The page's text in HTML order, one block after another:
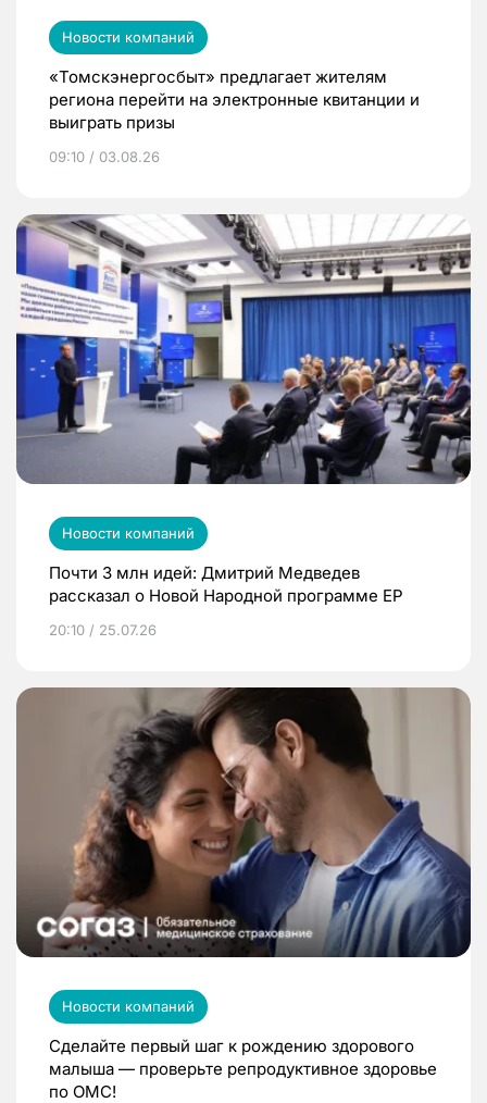
Новости компаний
«Томскэнергосбыт» предлагает жителям
региона перейти на электронные квитанции и
выиграть призы
09:10 / 03.08.26
Новости компаний
Почти 3 млн идей: Дмитрий Медведев
рассказал о Новой Народной программе ЕР
20:10 / 25.07.26
Новости компаний
Сделайте первый шаг к рождению здорового
малыша — проверьте репродуктивное здоровье
по ОМС!